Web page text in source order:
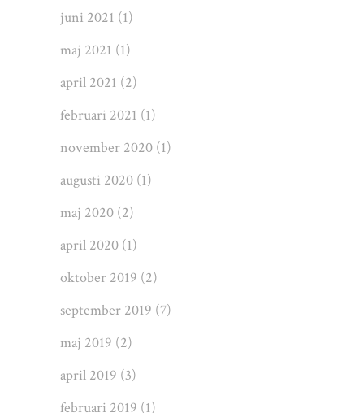
juni 2021 (1)
maj 2021 (1)
april 2021 (2)
februari 2021 (1)
november 2020 (1)
augusti 2020 (1)
maj 2020 (2)
april 2020 (1)
oktober 2019 (2)
september 2019 (7)
maj 2019 (2)
april 2019 (3)
februari 2019 (1)